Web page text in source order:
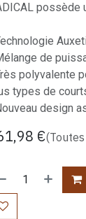
possède
de
polyvalente
types de
design
€